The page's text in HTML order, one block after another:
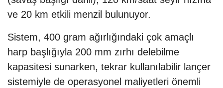
ve 20 km etkili menzil bulunuyor.
Sistem, 400 gram ağırlığındaki çok amaçlı
harp başlığıyla 200 mm zırhı delebilme
kapasitesi sunarken, tekrar kullanılabilir lançer
sistemiyle de operasyonel maliyetleri önemli